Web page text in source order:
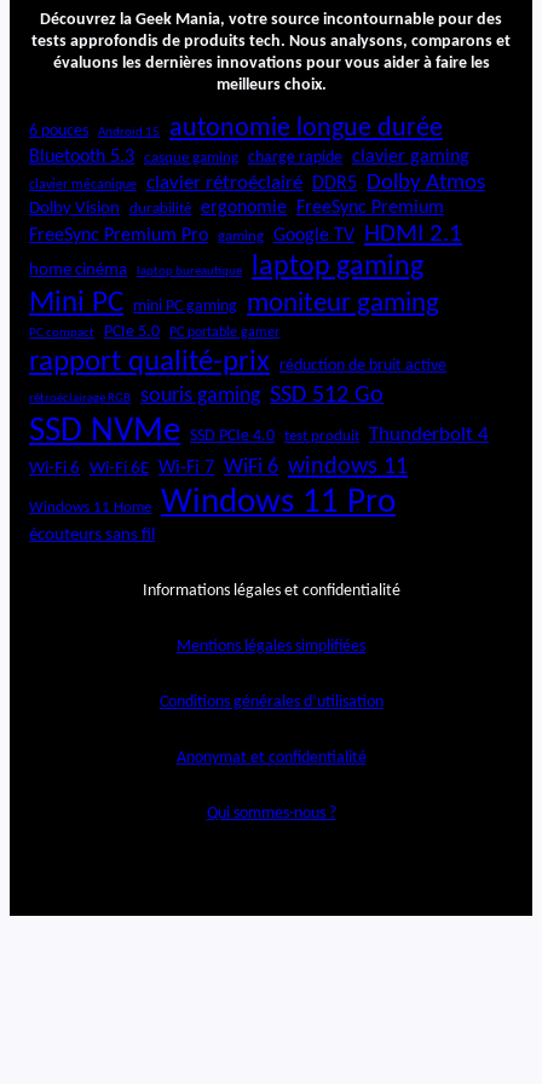
3
0
Découvrez la Geek Mania, votre source incontournable pour des
tests approfondis de produits tech. Nous analysons, comparons et
évaluons les dernières innovations pour vous aider à faire les
meilleurs choix.
6 pouces Android 15 autonomie longue durée
Bluetooth 5.3 casque gaming charge rapide clavier gaming
clavier mécanique clavier rétroéclairé DDR5 Dolby Atmos
Dolby Vision durabilité ergonomie
FreeSync Premium
FreeSync Premium Pro
gaming Google TV HDMI 2.1
home cinéma laptop bureautique laptop gaming
Mini PC mini PC gaming moniteur gaming
PC compact PCIe 5.0 PC portable gamer
rapport qualité-prix réduction de bruit active
rétroéclairage RGB souris gaming SSD 512 Go
SSD NVMe SSD PCIe 4.0 test produit Thunderbolt 4
Wi-Fi 6 Wi-Fi 6E Wi-Fi 7 WiFi 6 windows 11
Windows 11 Home Windows 11 Pro
écouteurs sans fil
Informations légales et confidentialité
Mentions légales simplifiées
Conditions générales d’utilisation
Anonymat et confidentialité
Qui sommes-nous ?